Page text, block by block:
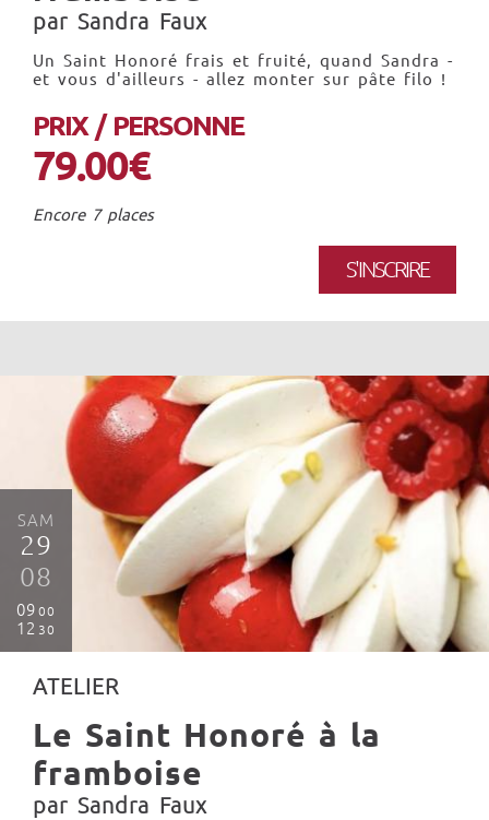
par Sandra Faux
Un Saint Honoré frais et fruité, quand Sandra -
et vous d'ailleurs - allez monter sur pâte filo !
PRIX / PERSONNE
79.00€
Encore 7 places
S'INSCRIRE
SAM
29
08
09 00
12 30
ATELIER
Le Saint Honoré à la
framboise
par Sandra Faux